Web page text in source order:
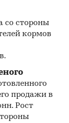
со стороны
кормов
продажи в
Рост